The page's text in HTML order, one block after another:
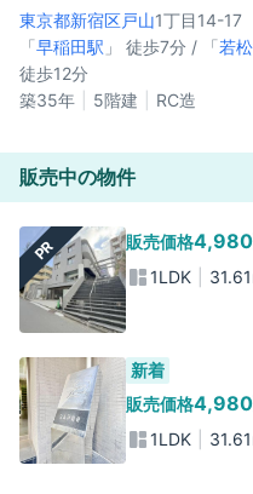
東京都新宿区戸山1丁目14-17
「 早稲田駅 」 徒歩7分 / 「 若
徒歩12分
築35年
5階建 RC造
販売中の物件
PR 販売価格4,980
1LDK
新着
販売価格4,980
1LDK